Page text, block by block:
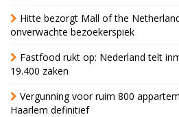
Hitte bezorgt Mall of the
onverwachte bezoekerspiek
Fastfood rukt op: Nederland telt
19.400 zaken
Vergunning voor ruim 800
Haarlem definitief